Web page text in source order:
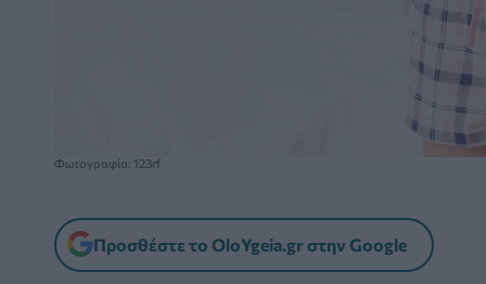
Φωτογραφία: 123rf
Προσθέστε το OloYgeia.gr στην Google